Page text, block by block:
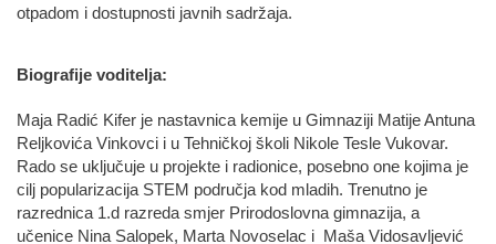
otpadom i dostupnosti javnih sadržaja.
Biografije voditelja:
Maja Radić Kifer je nastavnica kemije u Gimnaziji Matije Antuna
Reljkovića Vinkovci i u Tehničkoj školi Nikole Tesle Vukovar.
Rado se uključuje u projekte i radionice, posebno one kojima je
cilj popularizacija STEM područja kod mladih. Trenutno je
razrednica 1.d razreda smjer Prirodoslovna gimnazija, a
učenice Nina Salopek, Marta Novoselac i Maša Vidosavljević